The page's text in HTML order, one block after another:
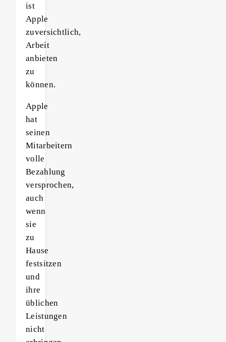
ist
Apple
zuversichtlich,
Arbeit
anbieten
zu
können.
Apple
hat
seinen
Mitarbeitern
volle
Bezahlung
versprochen,
auch
wenn
sie
zu
Hause
festsitzen
und
ihre
üblichen
Leistungen
nicht